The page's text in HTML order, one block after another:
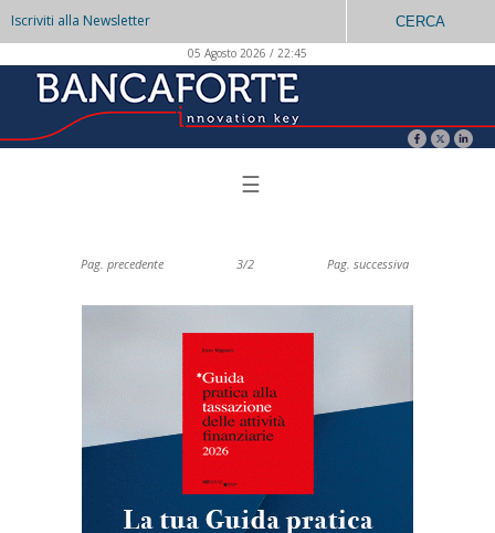
Iscriviti alla Newsletter CERCA
05 Agosto 2026 / 22:45
☰
Pag. precedente 3/2 Pag. successiva